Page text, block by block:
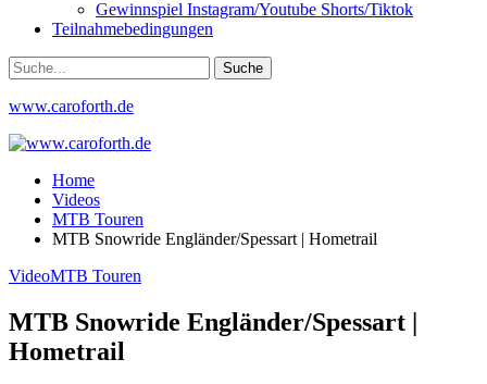
Gewinnspiel Instagram/Youtube Shorts/Tiktok
Teilnahmebedingungen
www.caroforth.de
Home
Videos
MTB Touren
MTB Snowride Engländer/Spessart | Hometrail
VideoMTB Touren
MTB Snowride Engländer/Spessart |
Hometrail